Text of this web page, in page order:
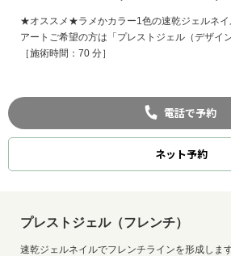
★オススメ★ラメかカラー1色の速乾ジェルネ
アートご希望の方は「プレストジェル（デザイ
［施術時間：70 分］
電話で予約
ネット予約
プレストジェル（フレンチ）
速乾ジェルネイルでフレンチラインを形成しま